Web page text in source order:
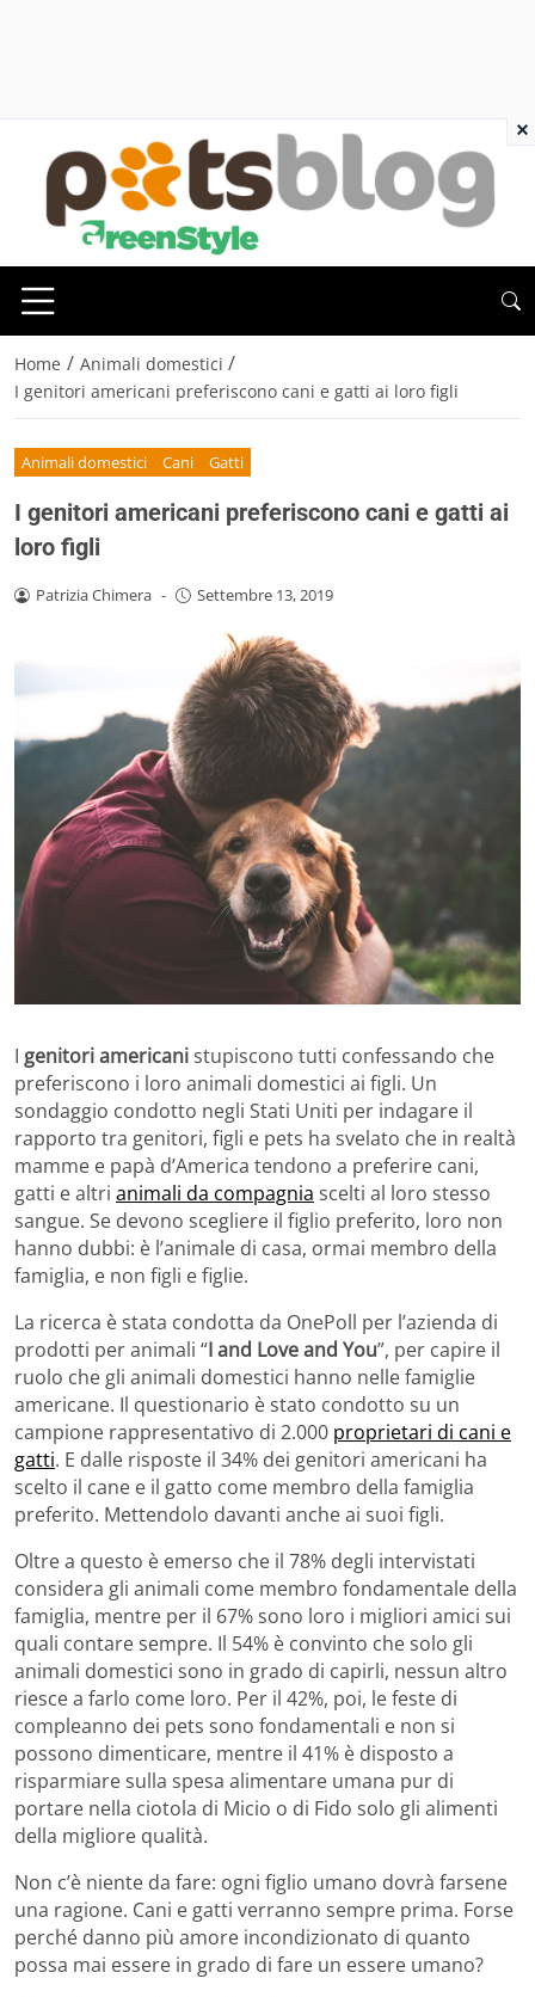
Home / Animali domestici /
I genitori americani preferiscono cani e gatti ai loro figli
Animali domestici Cani Gatti
I genitori americani preferiscono cani e gatti ai
loro figli
Patrizia Chimera - Settembre 13, 2019
I genitori americanistupiscono tutti confessando che
preferiscono i loro animali domestici ai figli. Un
sondaggio condotto negli Stati Uniti per indagare il
rapporto tra genitori, figli e pets ha svelato che in realtà
mamme e papà d’America tendono a preferire cani,
gatti e altri animali da compagnia scelti al loro stesso
sangue. Se devono scegliere il figlio preferito, loro non
hanno dubbi: è l’animale di casa, ormai membro della
famiglia, e non figli e figlie.
La ricerca è stata condotta da OnePoll per l’azienda di
prodotti per animali “I and Love and You”, per capire il
ruolo che gli animali domestici hanno nelle famiglie
americane. Il questionario è stato condotto su un
campione rappresentativo di 2.000 proprietari di cani e
gatti. E dalle risposte il 34% dei genitori americani ha
scelto il cane e il gatto come membro della famiglia
preferito. Mettendolo davanti anche ai suoi figli.
Oltre a questo è emerso che il 78% degli intervistati
considera gli animali come membro fondamentale della
famiglia, mentre per il 67% sono loro i migliori amici sui
quali contare sempre. Il 54% è convinto che solo gli
animali domestici sono in grado di capirli, nessun altro
riesce a farlo come loro. Per il 42%, poi, le feste di
compleanno dei pets sono fondamentali e non si
possono dimenticare, mentre il 41% è disposto a
risparmiare sulla spesa alimentare umana pur di
portare nella ciotola di Micio o di Fido solo gli alimenti
della migliore qualità.
Non c’è niente da fare: ogni figlio umano dovrà farsene
una ragione. Cani e gatti verranno sempre prima. Forse
perché danno più amore incondizionato di quanto
possa mai essere in grado di fare un essere umano?
×